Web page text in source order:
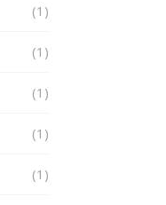
(1)
(1)
(1)
(1)
(1)